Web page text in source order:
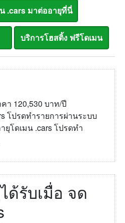
า 120,530 บาท/ปี
โปรดทำรายการผ่านระบบ
ยุโดเมน .cars โปรดทำ
รับเมื่อ จด